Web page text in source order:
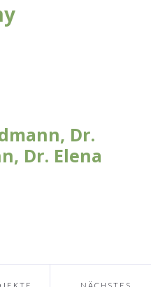
Dr.
Dr. Elena